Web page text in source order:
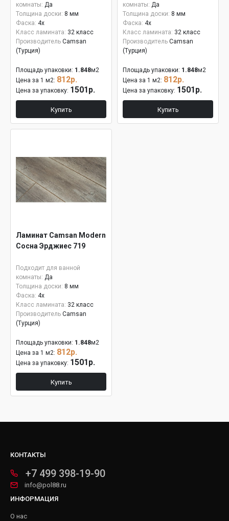
комнаты: Да
Толщина доски: 8 мм
Фаска: 4x
Класс ламината: 32 класс
Производитель Camsan
(Турция)
Площадь упаковки: 1.848м2
Цена за 1 м2: 812р.
Цена за упаковку: 1501р.
Купить
комнаты: Да
Толщина доски: 8 мм
Фаска: 4x
Класс ламината: 32 класс
Производитель Camsan
(Турция)
Площадь упаковки: 1.848м2
Цена за 1 м2: 812р.
Цена за упаковку: 1501р.
Купить
Ламинат Camsan Modern
Сосна Эрджиес 719
Подходит для ванной
комнаты: Да
Толщина доски: 8 мм
Фаска: 4x
Класс ламината: 32 класс
Производитель Camsan
(Турция)
Площадь упаковки: 1.848м2
Цена за 1 м2: 812р.
Цена за упаковку: 1501р.
Купить
КОНТАКТЫ
+7 499 398-19-90
info@pol88.ru
ИНФОРМАЦИЯ
О нас